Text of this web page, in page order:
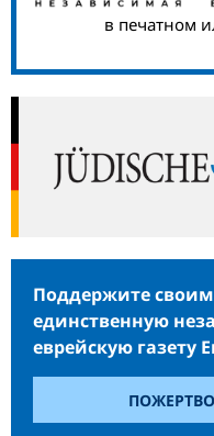
в печатном
Поддержите
единственную
еврейскую газету